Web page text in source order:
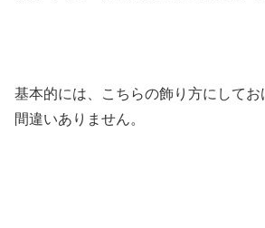
基本的には、こちらの飾り方にしてお
間違いありません。